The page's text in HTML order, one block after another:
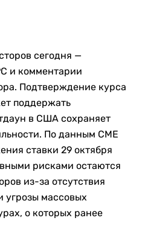
сегодня —
и комментарии
Подтверждение курса
поддержать
в США сохраняет
По данным CME
ставки 29 октября
рисками остаются
из-за отсутствия
угрозы массовых
о которых ранее